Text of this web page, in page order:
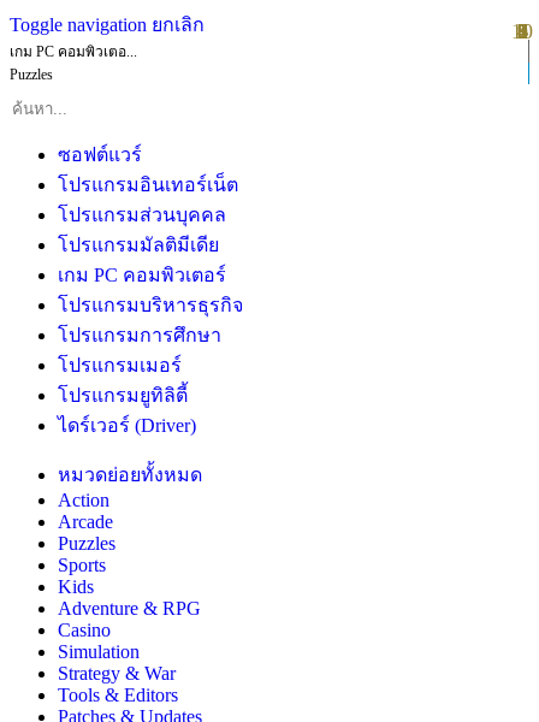
Toggle navigation ยกเลิก
เกม PC คอมพิวเตอ...
Puzzles
ซอฟต์แวร์
โปรแกรมอินเทอร์เน็ต
โปรแกรมส่วนบุคคล
โปรแกรมมัลติมีเดีย
เกม PC คอมพิวเตอร์
โปรแกรมบริหารธุรกิจ
โปรแกรมการศึกษา
โปรแกรมเมอร์
โปรแกรมยูทิลิตี้
ไดร์เวอร์ (Driver)
หมวดย่อยทั้งหมด
Action
Arcade
Puzzles
Sports
Kids
Adventure & RPG
Casino
Simulation
Strategy & War
Tools & Editors
Patches & Updates
1
2
3
4
5
6
7
8
9
10